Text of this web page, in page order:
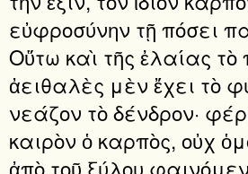
εὐφροσύνην τῇ πόσει
Οὕτω καὶ τῆς ἐλαίας
ἀειθαλὲς μὲν ἔχει τὸ
νεάζον τὸ δένδρον·
καιρὸν ὁ καρπὸς, οὐχ
ἀπὸ τοῦ ξύλου